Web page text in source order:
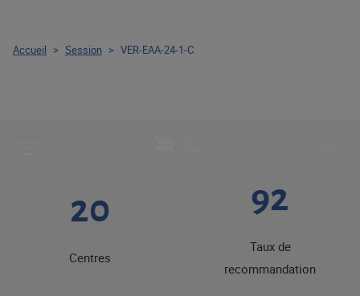
20
Centres
92
Taux de
recommandation
Accueil > Session > VER-EAA-24-1-C